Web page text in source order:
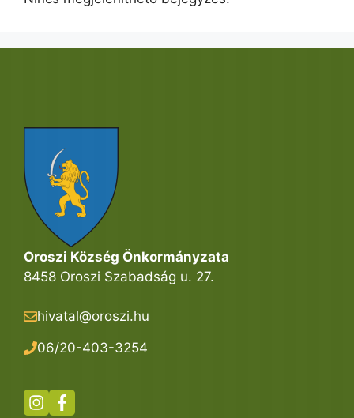
Oroszi Község Önkormányzata
8458 Oroszi Szabadság u. 27.
hivatal@oroszi.hu
06/20-403-3254